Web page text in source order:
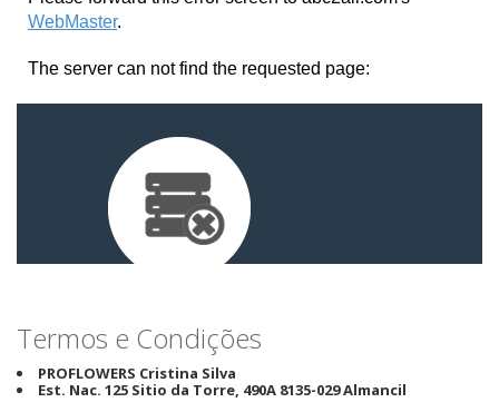
Termos e Condições
PROFLOWERS Cristina Silva
Est. Nac. 125 Sitio da Torre, 490A 8135-029 Almancil